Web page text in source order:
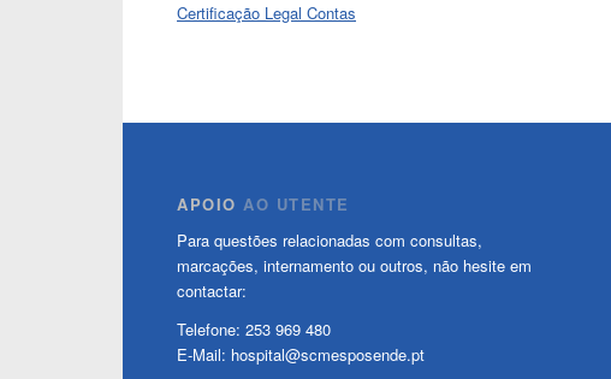
Certificação Legal Contas
APOIO AO UTENTE
Para questões relacionadas com consultas,
marcações, internamento ou outros, não hesite em
contactar:
Telefone: 253 969 480
E-Mail: hospital@scmesposende.pt